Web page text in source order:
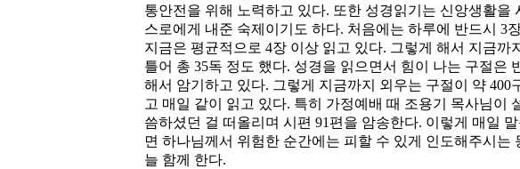
통안전을 위해 노력하고 있다. 또한 성경읽기는 신앙생활을
스로에게 내준 숙제이기도 하다. 처음에는 하루에 반드시 3
지금은 평균적으로 4장 이상 읽고 있다. 그렇게 해서 지금까
틀어 총 35독 정도 했다. 성경을 읽으면서 힘이 나는 구절은
해서 암기하고 있다. 그렇게 지금까지 외우는 구절이 약 400
고 매일 같이 읽고 있다. 특히 가정예배 때 조용기 목사님이
씀하셨던 걸 떠올리며 시편 91편을 암송한다. 이렇게 매일
면 하나님께서 위험한 순간에는 피할 수 있게 인도해주시는
늘 함께 한다.